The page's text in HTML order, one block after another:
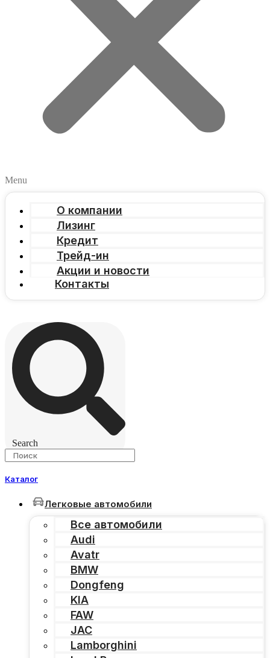
Menu
О компании
Лизинг
Кредит
Трейд-ин
Акции и новости
Контакты
Search
Каталог
Легковые автомобили
Все автомобили
Audi
Avatr
BMW
Dongfeng
KIA
FAW
JAC
Lamborghini